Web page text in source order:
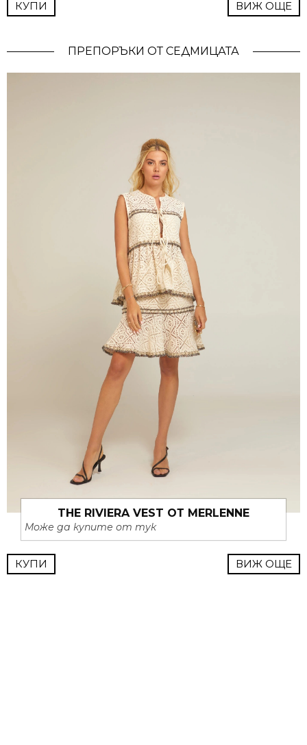
КУПИ ВИЖ ОЩЕ
ПРЕПОРЪКИ ОТ СЕДМИЦАТА
THE RIVIERA VEST ОТ MERLENNE
Може да купите от тук
КУПИ ВИЖ ОЩЕ